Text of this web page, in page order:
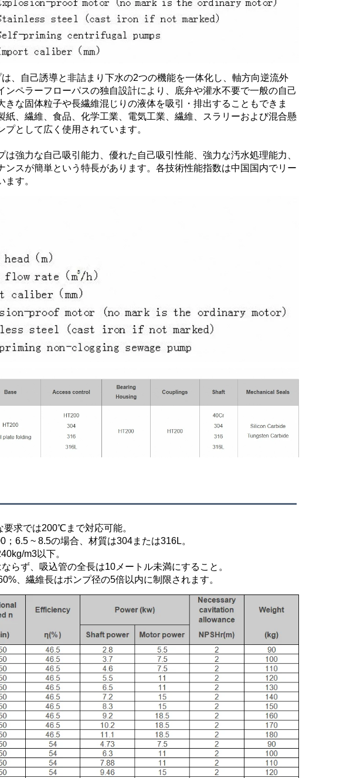
、自己誘導と非詰まり下水の2つの機能を一体化し、軸方向逆流外
ペラーフローパスの独自設計により、底弁や灌水不要で一般の自己
な固体粒子や長繊維混じりの液体を吸引・排出することもできま
、繊維、食品、化学工業、電気工業、繊維、スラリーおよび混合懸
として広く使用されています。
強力な自己吸引能力、優れた自己吸引性能、強力な汚水処理能力、
スが簡単という特長があります。各技術性能指数は中国国内でリー
ます。
求では200℃まで対応可能。
6.5 ~ 8.5の場合、材質は304または316L。
m3以下。
らず、吸込管の全長は10メートル未満にすること。
、繊維長はポンプ径の5倍以内に制限されます。